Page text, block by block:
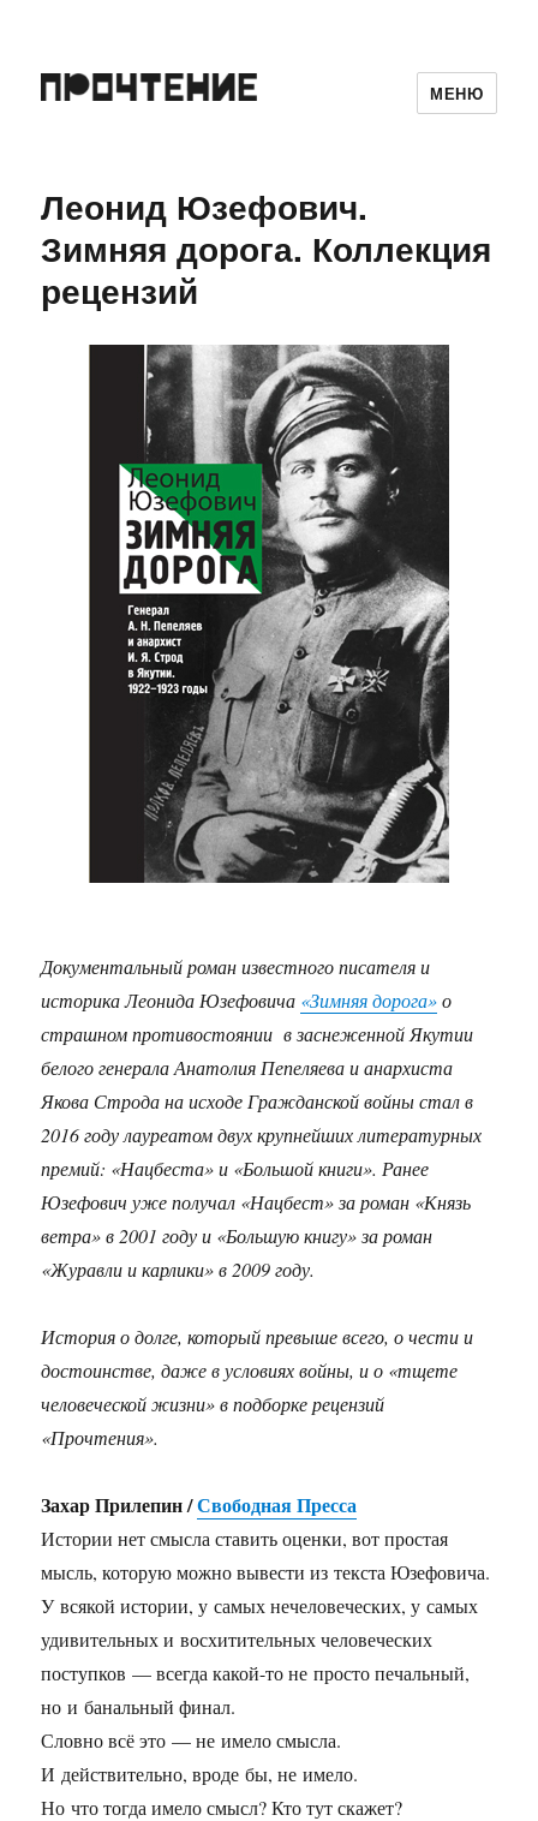
МЕНЮ
Леонид Юзефович.
Зимняя дорога. Коллекция
рецензий
Документальный роман известного писателя и
историка Леонида Юзефовича «Зимняя дорога»о
страшном противостоянии в заснеженной Якутии
белого генерала Анатолия Пепеляева и анархиста
Якова Строда на исходе Гражданской войны стал в
2016 году лауреатом двух крупнейших литературных
премий: «Нацбеста» и «Большой книги». Ранее
Юзефович уже получал «Нацбест» за роман «Князь
ветра» в 2001 году и «Большую книгу» за роман
«Журавли и карлики» в 2009 году.
История о долге, который превыше всего, о чести и
достоинстве, даже в условиях войны, и о «тщете
человеческой жизни» в подборке рецензий
«Прочтения».
Захар Прилепин /Свободная Пресса
Истории нет смысла ставить оценки, вот простая
мысль, которую можно вывести из текста Юзефовича.
У всякой истории, у самых нечеловеческих, у самых
удивительных и восхитительных человеческих
поступков — всегда какой-то не просто печальный,
но и банальный финал.
Словно всё это — не имело смысла.
И действительно, вроде бы, не имело.
Но что тогда имело смысл? Кто тут скажет?